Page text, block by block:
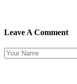
Leave A Comment